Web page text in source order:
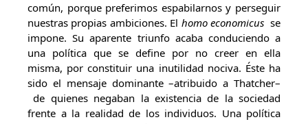
común, porque preferimos espabilarnos y perseguir
nuestras propias ambiciones. El homo economicus se
impone. Su aparente triunfo acaba conduciendo a
una política que se define por no creer en ella
misma, por constituir una inutilidad nociva. Éste ha
sido el mensaje dominante –atribuido a Thatcher–
de quienes negaban la existencia de la sociedad
frente a la realidad de los individuos. Una política